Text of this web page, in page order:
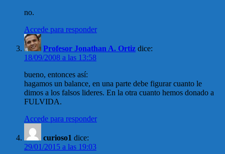
no.
Accede para responder
Profesor Jonathan A. Ortiz dice:
18/09/2008 a las 13:58
bueno, entonces así:
hagamos un balance, en una parte debe figurar cuanto le
dimos a los falsos lideres. En la otra cuanto hemos donado a
FULVIDA.
Accede para responder
curioso1 dice:
29/01/2015 a las 19:03